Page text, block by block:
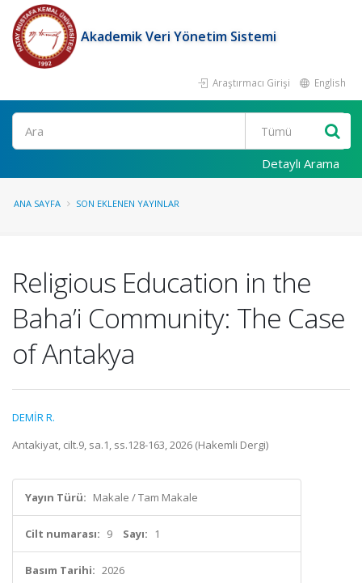
Akademik Veri Yönetim Sistemi
Araştırmacı Girişi English
Ara
Detaylı Arama
ANA SAYFA SON EKLENEN YAYINLAR
Religious Education in the
Baha’i Community: The Case
of Antakya
DEMİR R.
Antakiyat, cilt.9, sa.1, ss.128-163, 2026 (Hakemli Dergi)
Yayın Türü: Makale / Tam Makale
Cilt numarası: 9 Sayı: 1
Basım Tarihi: 2026